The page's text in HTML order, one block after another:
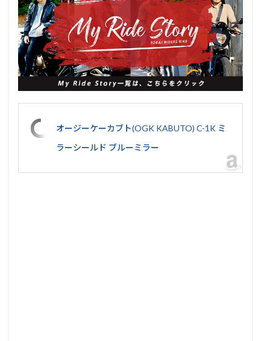
オージーケーカブト(OGK KABUTO) C-1K ミ
ラーシールド ブルーミラー